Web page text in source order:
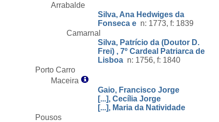
Arrabalde
Silva, Ana Hedwiges da
Fonseca e n: 1773, f: 1839
Camarnal
Silva, Patrício da (Doutor D.
Frei) , 7º Cardeal Patriarca de
Lisboa n: 1756, f: 1840
Porto Carro
Maceira
Gaio, Francisco Jorge
[...], Cecília Jorge
[...], Maria da Natividade
Pousos